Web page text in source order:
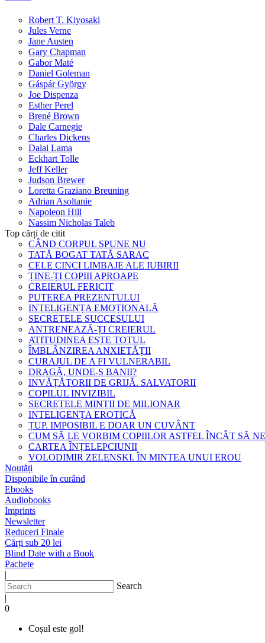
Robert T. Kiyosaki
Jules Verne
Jane Austen
Gary Chapman
Gabor Maté
Daniel Goleman
Gáspár György
Joe Dispenza
Esther Perel
Brené Brown
Dale Carnegie
Charles Dickens
Dalai Lama
Eckhart Tolle
Jeff Keller
Judson Brewer
Loretta Graziano Breuning
Adrian Asoltanie
Napoleon Hill
Nassim Nicholas Taleb
Top cărți de citit
CÂND CORPUL SPUNE NU
TATĂ BOGAT TATĂ SARAC
CELE CINCI LIMBAJE ALE IUBIRII
ȚINE-ȚI COPIII APROAPE
CREIERUL FERICIT
PUTEREA PREZENTULUI
INTELIGENȚA EMOȚIONALĂ
SECRETELE SUCCESULUI
ANTRENEAZĂ-ȚI CREIERUL
ATITUDINEA ESTE TOTUL
ÎMBLÂNZIREA ANXIETĂȚII
CURAJUL DE A FI VULNERABIL
DRAGĂ, UNDE-S BANII?
INVĂȚĂTORII DE GRIJĂ. SALVATORII
COPILUL INVIZIBIL
SECRETELE MINȚII DE MILIONAR
INTELIGENȚA EROTICĂ
ȚUP. IMPOSIBIL E DOAR UN CUVÂNT
CUM SĂ LE VORBIM COPIILOR ASTFEL ÎNCÂT SĂ
CARTEA ÎNȚELEPCIUNII
VOLODIMIR ZELENSKI. ÎN MINTEA UNUI EROU
Noutăți
Disponibile în curând
Ebooks
Audiobooks
Imprints
Newsletter
Reduceri Finale
Cărți sub 20 lei
Blind Date with a Book
Pachete
|
Search
|
0
Coșul este gol!